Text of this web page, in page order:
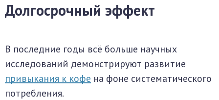
Долгосрочный эффект
В последние годы всё больше научных
исследований демонстрируют развитие
привыкания к кофе на фоне систематического
потребления.